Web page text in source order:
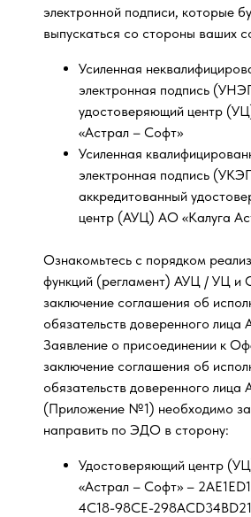
электронной подписи, которые
выпускаться со стороны ваших
Усиленная
электронная подпись
удостоверяющий центр
«Астрал – Софт»
Усиленная
электронная подпись
аккредитованный
центр (АУЦ) АО «Калуга
Ознакомьтесь с порядком
функций (регламент) АУЦ / УЦ и
заключение соглашения об
обязательств доверенного
Заявление о присоединении к
заключение соглашения об
обязательств доверенного
(Приложение №1) необходимо
направить по ЭДО в сторону:
Удостоверяющий центр
«Астрал – Софт» –
4C18-98CE-298ACD34BD21